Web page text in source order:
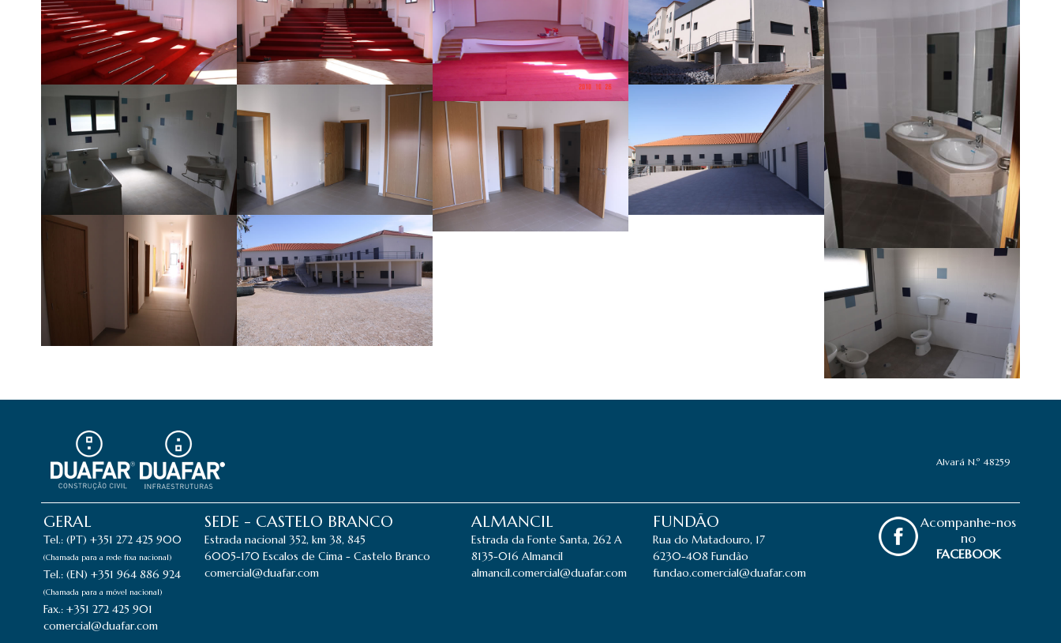
Alvará N.º 48259
GERAL
Tel.: (PT) +351 272 425 900
(Chamada para a rede fixa nacional)
Tel.: (EN) +351 964 886 924
(Chamada para a móvel nacional)
Fax.: +351 272 425 901
comercial@duafar.com
SEDE - CASTELO BRANCO
Estrada nacional 352, km 38, 845
6005-170 Escalos de Cima - Castelo Branco
comercial@duafar.com
ALMANCIL
Estrada da Fonte Santa, 262 A
8135-016 Almancil
almancil.comercial@duafar.com
FUNDÃO
Rua do Matadouro, 17
6230-408 Fundão
fundao.comercial@duafar.com
Acompanhe-nos
no
FACEBOOK